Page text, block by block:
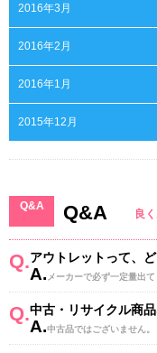
2016年3月
2016年2月
2016年1月
2015年12月
Q&A Q&A 良
Q.アウトレットって、
A. メーカーで必ず一定量出
Q.中古・リサイクル商
A.中古品ではございません。